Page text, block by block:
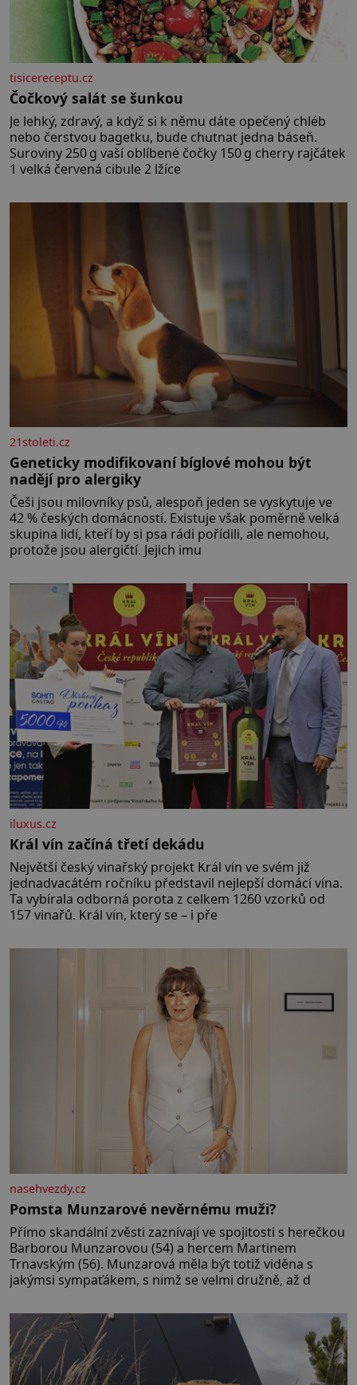
tisicereceptu.cz
Čočkový salát se šunkou
Je lehký, zdravý, a když si k němu dáte opečený chléb
nebo čerstvou bagetku, bude chutnat jedna báseň.
Suroviny 250 g vaší oblíbené čočky 150 g cherry rajčátek
1 velká červená cibule 2 lžíce
21stoleti.cz
Geneticky modifikovaní bíglové mohou být
nadějí pro alergiky
Češi jsou milovníky psů, alespoň jeden se vyskytuje ve
42 % českých domácností. Existuje však poměrně velká
skupina lidí, kteří by si psa rádi pořídili, ale nemohou,
protože jsou alergičtí. Jejich imu
iluxus.cz
Král vín začíná třetí dekádu
Největší český vinařský projekt Král vín ve svém již
jednadvacátém ročníku představil nejlepší domácí vína.
Ta vybírala odborná porota z celkem 1260 vzorků od
157 vinařů. Král vín, který se – i pře
nasehvezdy.cz
Pomsta Munzarové nevěrnému muži?
Přímo skandální zvěsti zaznívají ve spojitosti s herečkou
Barborou Munzarovou (54) a hercem Martinem
Trnavským (56). Munzarová měla být totiž viděna s
jakýmsi sympaťákem, s nímž se velmi družně, až d